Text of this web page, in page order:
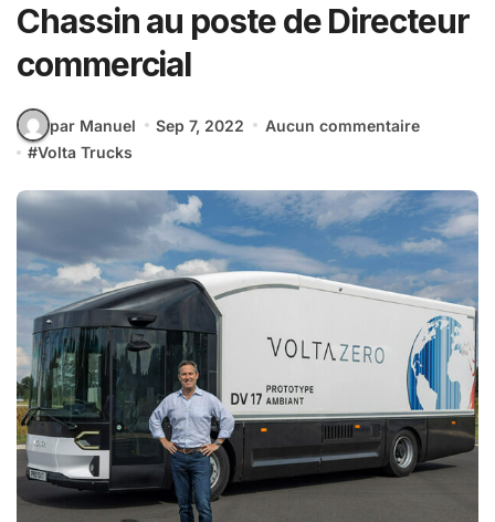
Chassin au poste de Directeur
commercial
par Manuel Sep 7, 2022
Aucun commentaire
#Volta Trucks